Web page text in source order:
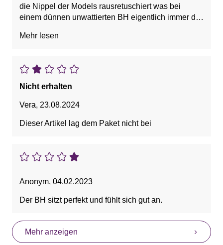
die Nippel der Models rausretuschiert was bei
einem dünnen unwattierten BH eigentlich immer der
aber auch mal wieder nichts erwarten) und wenn
Mehr lesen
Nicht erhalten
Vera, 23.08.2024
Dieser Artikel lag dem Paket nicht bei
Anonym, 04.02.2023
Der BH sitzt perfekt und fühlt sich gut an.
Mehr anzeigen